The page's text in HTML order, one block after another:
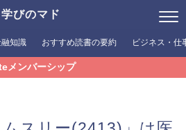
学びのマド
知識 おすすめ読書の要約 ビジネス・仕
メンバーシップ